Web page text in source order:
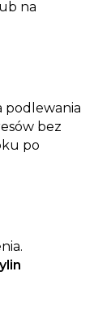
na
podlewania
bez
po